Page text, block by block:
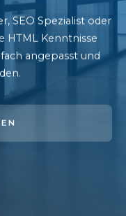
SEO Spezialist oder
HTML Kenntnisse
angepasst und